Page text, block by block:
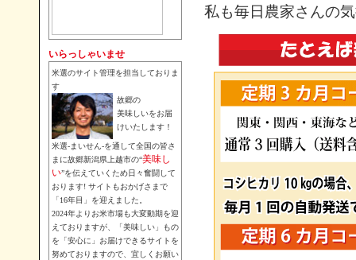
しいお米をお届け継続できるよ
う、何卒ご理解いただきますよ
うお願い申し上げます。
いらっしゃいませ
米選のサイト管理を担当しておりま
す
故郷の
美味しいをお届
けいたします！
米選-まいせん-を通して全国の皆さ
まに故郷新潟県上越市の“美味し
い”を伝えていくため日々奮闘して
おります! サイトもおかげさまで
「16年目」を迎えました。
2024年よりお米市場も大変動期を迎
えておりますが、「美味しい」もの
を「安心に」お届けできるサイトを
努めておりますので、宜しくお願い
私も毎日農家さんの